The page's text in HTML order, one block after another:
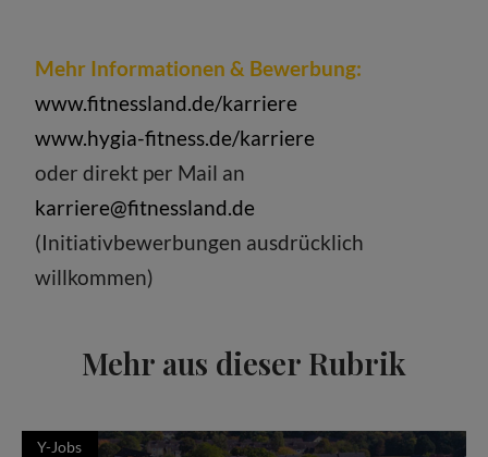
Mehr Informationen & Bewerbung:
www.fitnessland.de/karriere
www.hygia-fitness.de/karriere
oder direkt per Mail an
karriere@fitnessland.de
(Initiativbewerbungen ausdrücklich
willkommen)
Mehr aus dieser Rubrik
Y-Jobs